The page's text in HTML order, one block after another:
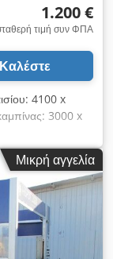
1.200 €
τιμή συν ΦΠΑ
Καλέστε
4100 x
3000 x
Μικρή αγγελία